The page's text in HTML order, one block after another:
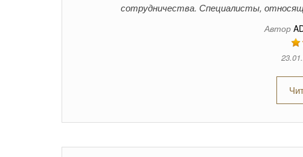
сотрудничества. Специалисты,
Автор